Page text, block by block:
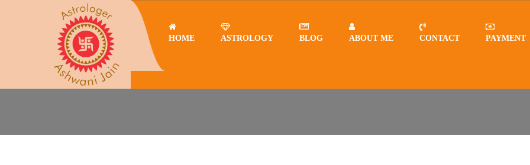
HOME ASTROLOGY BLOG ABOUT ME CONTACT PAYMENT
Home कर्क राशि में गोचर का चंद्र (शुभ/अशुभ )कैसे देखें –
कर्क राशि में गोचर का चंद्र (शुभ/अशुभ )कैसे देखें –